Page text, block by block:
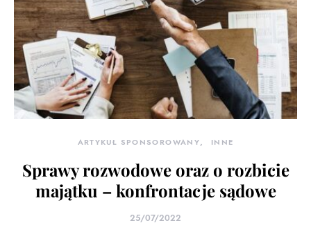
ARTYKUŁ SPONSOROWANY INNE
Sprawy rozwodowe oraz o rozbicie
majątku – konfrontacje sądowe
25/07/2022